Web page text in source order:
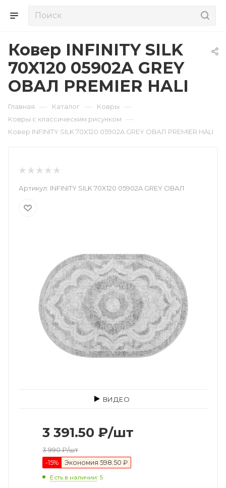
Ковер INFINITY SILK
70X120 05902A GREY
ОВАЛ PREMIER HALI
Главная — Каталог — Ковры —
Ковры с классическим рисунком —
Ковер INFINITY SILK 70X120 05902A GREY ОВАЛ PREMIER HALI
Артикул: INFINITY SILK 70X120 05902A GREY ОВАЛ
ВИДЕО
3 391.50 ₽/шт
3 990₽/шт
-15% Экономия 598.50 ₽
Есть в наличии: 5